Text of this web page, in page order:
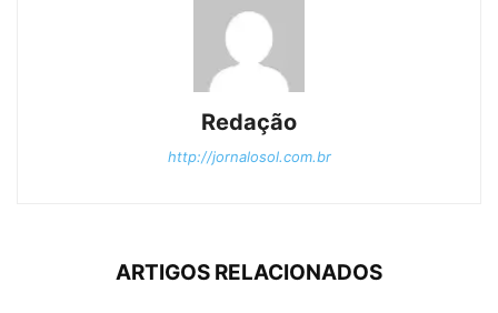
Redação
http://jornalosol.com.br
ARTIGOS RELACIONADOS